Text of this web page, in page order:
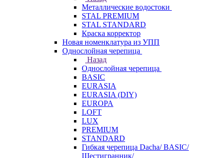
Металлические водостоки
STAL PREMIUM
STAL STANDARD
Краска корректор
Новая номенклатура из УПП
Однослойная черепица
Назад
Однослойная черепица
BASIC
EURASIA
EURASIA (DIY)
EUROPA
LOFT
LUX
PREMIUM
STANDARD
Гибкая черепица Dacha/ BASIC/
Шестигранник/